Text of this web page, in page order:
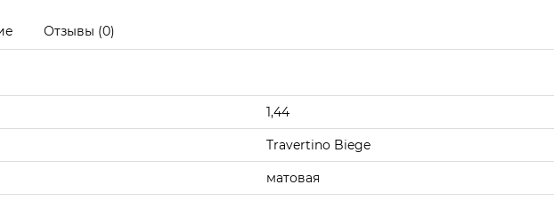
Отзывы (0)
1,44
Travertino Biege
матовая